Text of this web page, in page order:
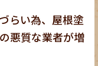
らい為、屋根塗
悪質な業者が増